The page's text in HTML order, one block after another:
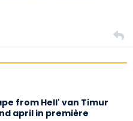
from Hell' van Timur
april in première